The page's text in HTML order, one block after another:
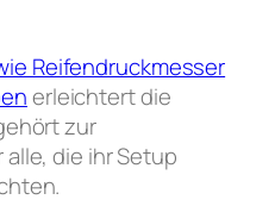
Reifendruckmesser
erleichtert die
zur
die ihr Setup